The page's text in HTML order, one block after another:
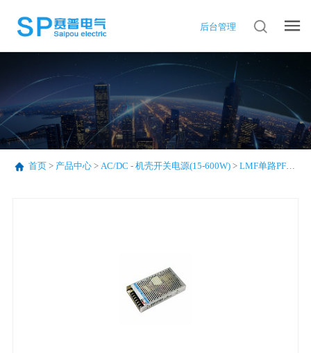
后台管理
首页> 产品中心> AC/DC - 机壳开关电源(15-600W)> LMF单路PFC系列(75-320W)